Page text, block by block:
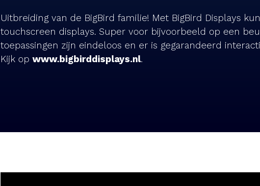
Uitbreiding van de BigBird familie! Met BigBird Displays
touchscreen displays. Super voor bijvoorbeeld op een
toepassingen zijn eindeloos en er is gegarandeerd
Kijk op www.bigbirddisplays.nl.